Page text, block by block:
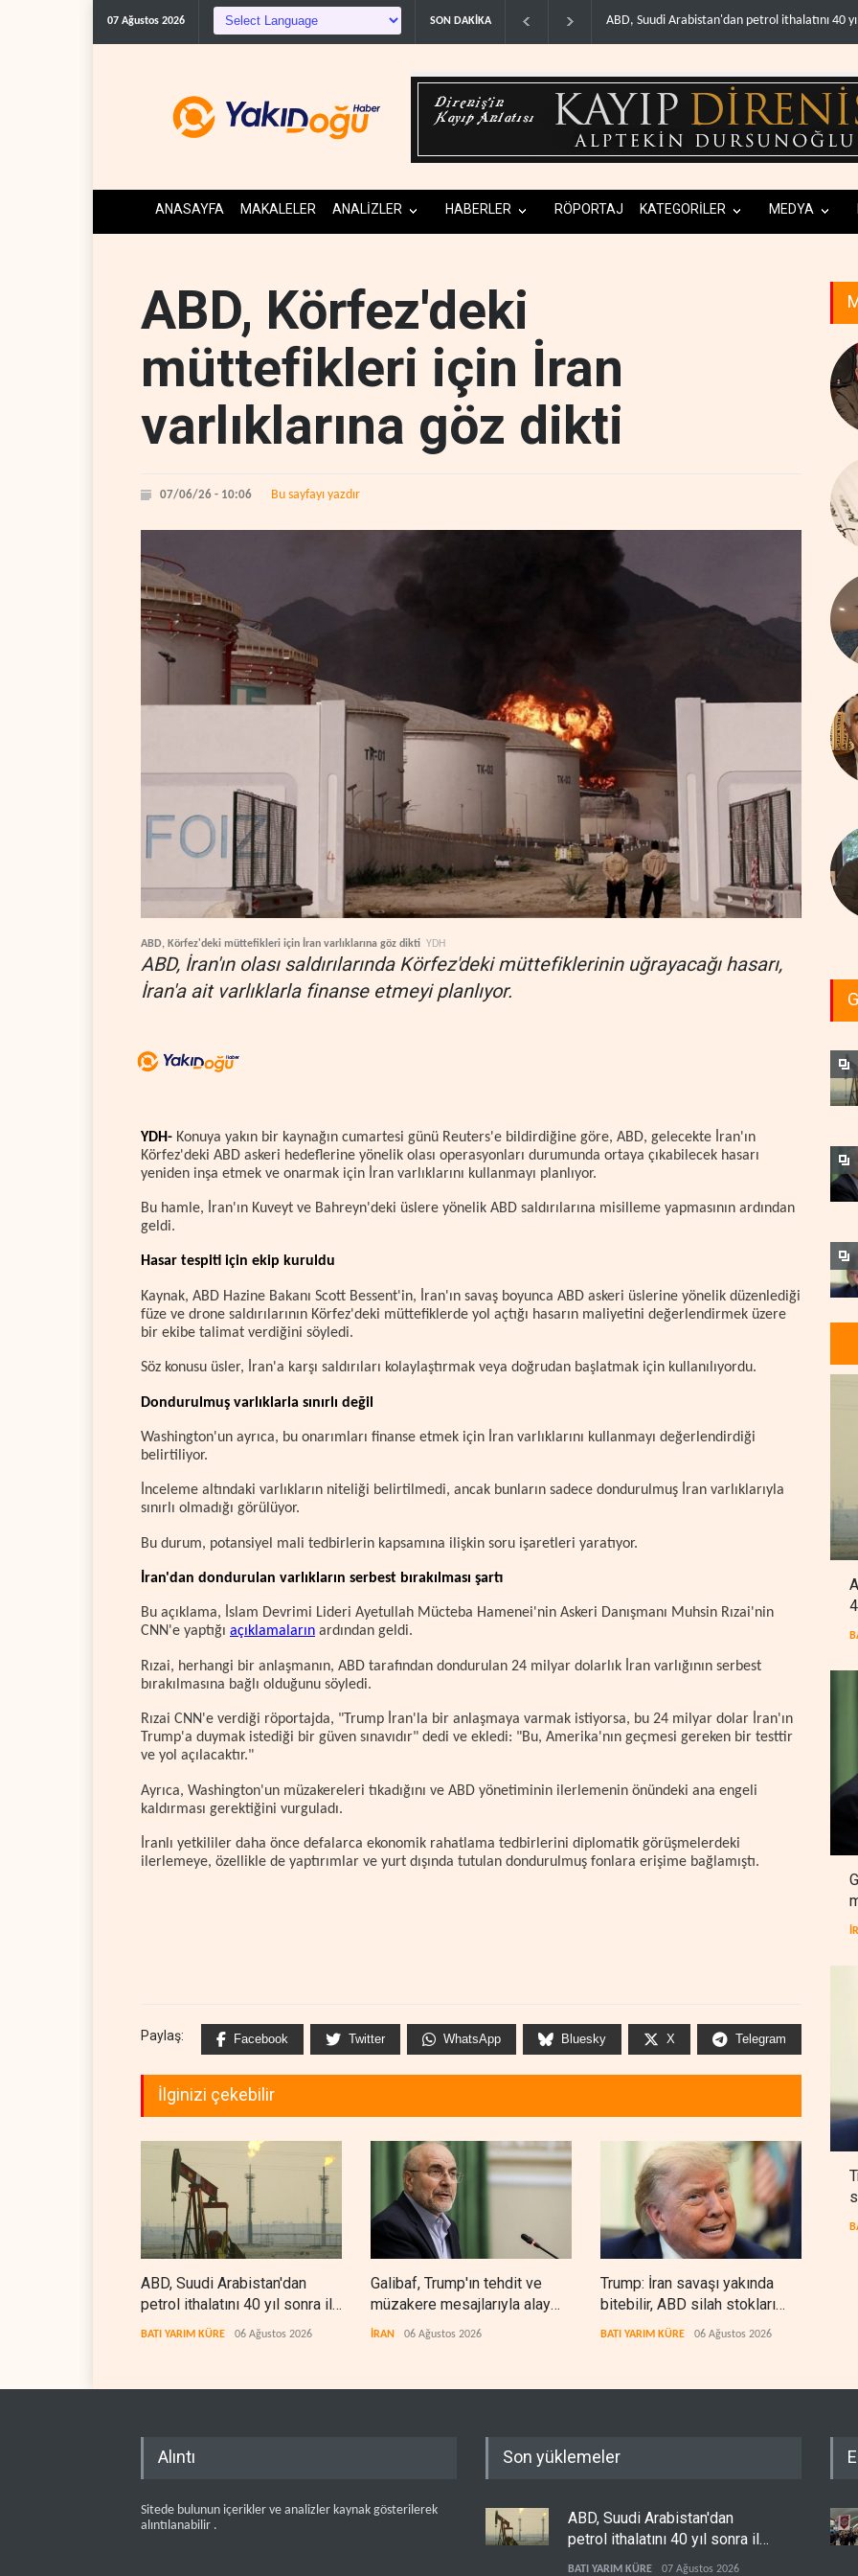
07 Ağustos 2026 SON DAKİKA
ABD, Suudi Arabistan'dan petrol ithalatını 40 yıl sonra i.. Galibaf, Trump'ın tehdit ve müzakere
ANASAYFA MAKALELER ANALİZLER HABERLER RÖPORTAJ KATEGORİLER MEDYA
ABD, Körfez'deki
müttefikleri için İran
varlıklarına göz dikti
07/06/26 - 10:06 Bu sayfayı yazdır
ABD, Körfez'deki müttefikleri için İran varlıklarına göz dikti YDH
ABD, İran'ın olası saldırılarında Körfez'deki müttefiklerinin uğrayacağı hasarı,
İran'a ait varlıklarla finanse etmeyi planlıyor.
YDH- Konuya yakın bir kaynağın cumartesi günü Reuters'e bildirdiğine göre, ABD, gelecekte İran'ın
Körfez'deki ABD askeri hedeflerine yönelik olası operasyonları durumunda ortaya çıkabilecek hasarı
yeniden inşa etmek ve onarmak için İran varlıklarını kullanmayı planlıyor.
Bu hamle, İran'ın Kuveyt ve Bahreyn'deki üslere yönelik ABD saldırılarına misilleme yapmasının ardından
geldi.
Hasar tespiti için ekip kuruldu
Kaynak, ABD Hazine Bakanı Scott Bessent'in, İran'ın savaş boyunca ABD askeri üslerine yönelik düzenlediği
füze ve drone saldırılarının Körfez'deki müttefiklerde yol açtığı hasarın maliyetini değerlendirmek üzere
bir ekibe talimat verdiğini söyledi.
Söz konusu üsler, İran'a karşı saldırıları kolaylaştırmak veya doğrudan başlatmak için kullanılıyordu.
Dondurulmuş varlıklarla sınırlı değil
Washington'un ayrıca, bu onarımları finanse etmek için İran varlıklarını kullanmayı değerlendirdiği
belirtiliyor.
İnceleme altındaki varlıkların niteliği belirtilmedi, ancak bunların sadece dondurulmuş İran varlıklarıyla
sınırlı olmadığı görülüyor.
Bu durum, potansiyel mali tedbirlerin kapsamına ilişkin soru işaretleri yaratıyor.
İran'dan dondurulan varlıkların serbest bırakılması şartı
Bu açıklama, İslam Devrimi Lideri Ayetullah Mücteba Hamenei'nin Askeri Danışmanı Muhsin Rızai'nin
CNN'e yaptığı açıklamaların ardından geldi.
Rızai, herhangi bir anlaşmanın, ABD tarafından dondurulan 24 milyar dolarlık İran varlığının serbest
bırakılmasına bağlı olduğunu söyledi.
Rızai CNN'e verdiği röportajda, "Trump İran'la bir anlaşmaya varmak istiyorsa, bu 24 milyar dolar İran'ın
Trump'a duymak istediği bir güven sınavıdır" dedi ve ekledi: "Bu, Amerika'nın geçmesi gereken bir testtir
ve yol açılacaktır."
Ayrıca, Washington'un müzakereleri tıkadığını ve ABD yönetiminin ilerlemenin önündeki ana engeli
kaldırması gerektiğini vurguladı.
İranlı yetkililer daha önce defalarca ekonomik rahatlama tedbirlerini diplomatik görüşmelerdeki
ilerlemeye, özellikle de yaptırımlar ve yurt dışında tutulan dondurulmuş fonlara erişime bağlamıştı.
Paylaş: Facebook Twitter WhatsApp Bluesky X Telegram
İlginizi çekebilir
ABD, Suudi Arabistan'dan
petrol ithalatını 40 yıl sonra ilk
kez durdurdu
BATI YARIM KÜRE 06 Ağustos 2026
Galibaf, Trump'ın tehdit ve
müzakere mesajlarıyla alay
etti
İRAN 06 Ağustos 2026
Trump: İran savaşı yakında
bitebilir, ABD silah stokları
zorlanıyor
BATI YARIM KÜRE 06 Ağustos 2026
Alıntı
Sitede bulunun içerikler ve analizler kaynak gösterilerek
alıntılanabilir .
Son yüklemeler
ABD, Suudi Arabistan'dan
petrol ithalatını 40 yıl sonra ilk
kez durdurdu
BATI YARIM KÜRE 07 Ağustos 2026